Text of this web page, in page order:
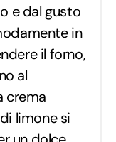
e dal gusto
in
il forno,
al
crema
limone si